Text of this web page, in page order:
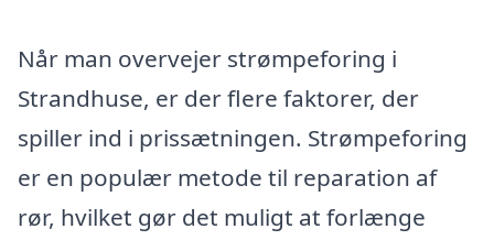
Når man overvejer strømpeforing i
Strandhuse, er der flere faktorer, der
spiller ind i prissætningen. Strømpeforing
er en populær metode til reparation af
rør, hvilket gør det muligt at forlænge